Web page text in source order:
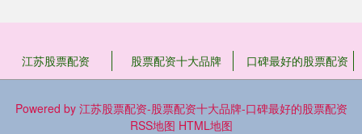
江苏股票配资 股票配资十大品牌 口碑最好的股票配资
Powered by 江苏股票配资-股票配资十大品牌-口碑最好的股票配资
RSS地图 HTML地图